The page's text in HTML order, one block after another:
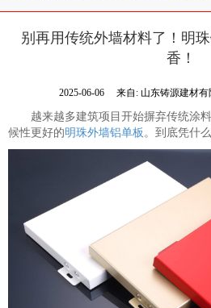
别再用传统外墙材料了！明
香！
2025-06-06 来自: 山东铸源建材有
越来越多建筑项目开始摒弃传统涂
候性更好的明珠外墙铝单板 。到底凭什